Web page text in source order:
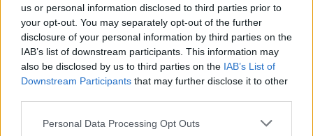
us or personal information disclosed to third parties prior to
your opt-out. You may separately opt-out of the further
disclosure of your personal information by third parties on the
IAB’s list of downstream participants. This information may
also be disclosed by us to third parties on the IAB’s List of
Downstream Participants that may further disclose it to other
Personal Data Processing Opt Outs
Τραγωδία στην Πάρο: 4χρονο παιδί
εντοπίστηκε νεκρό σε πισίνα beach bar
19:49
ΕΛΛΑΔΑ
Ιταλοί αστυνομικοί στους δρόμους της Αθήνας
ΠΕΡΙΣΣΟΤΕΡΑ